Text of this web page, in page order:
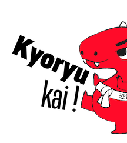
contenu